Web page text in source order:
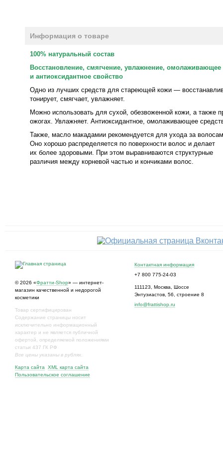
Информация о товаре
100% натуральный состав
Восстановление, смягчение, увлажнение, омолаживающее
и антиоксидантное свойство
Одно из лучших средств для стареющей кожи —
тонирует, смягчает, увлажняет.
Можно использовать для сухой, обезвоженной кожи, а также
ожогах. Увлажняет. Антиоксидантное, омолаживающее
Также, масло макадамии рекомендуется для ухода за
Оно хорошо распределяется по поверхности волос и делает
их более здоровыми. При этом выравниваются структурные
различия между корневой частью и кончиками волос.
© 2026 «Фратти-Shop» — интернет-
магазин качественной и недорогой
косметики
Товар сертифицирован
Содержание страницы носит
исключительно информационный
характер и не является публичной
офертой, определяемой положениями
статьи 437 ГК РФ
Все цены указаны в рублях.
Карта сайта
XML карта сайта
Пользовательское соглашение
Контактная информация
+7 800 775-24-03
111123 Москва
Шоссе
Энтузиастов, 56, строение 8
info@frattishop.ru